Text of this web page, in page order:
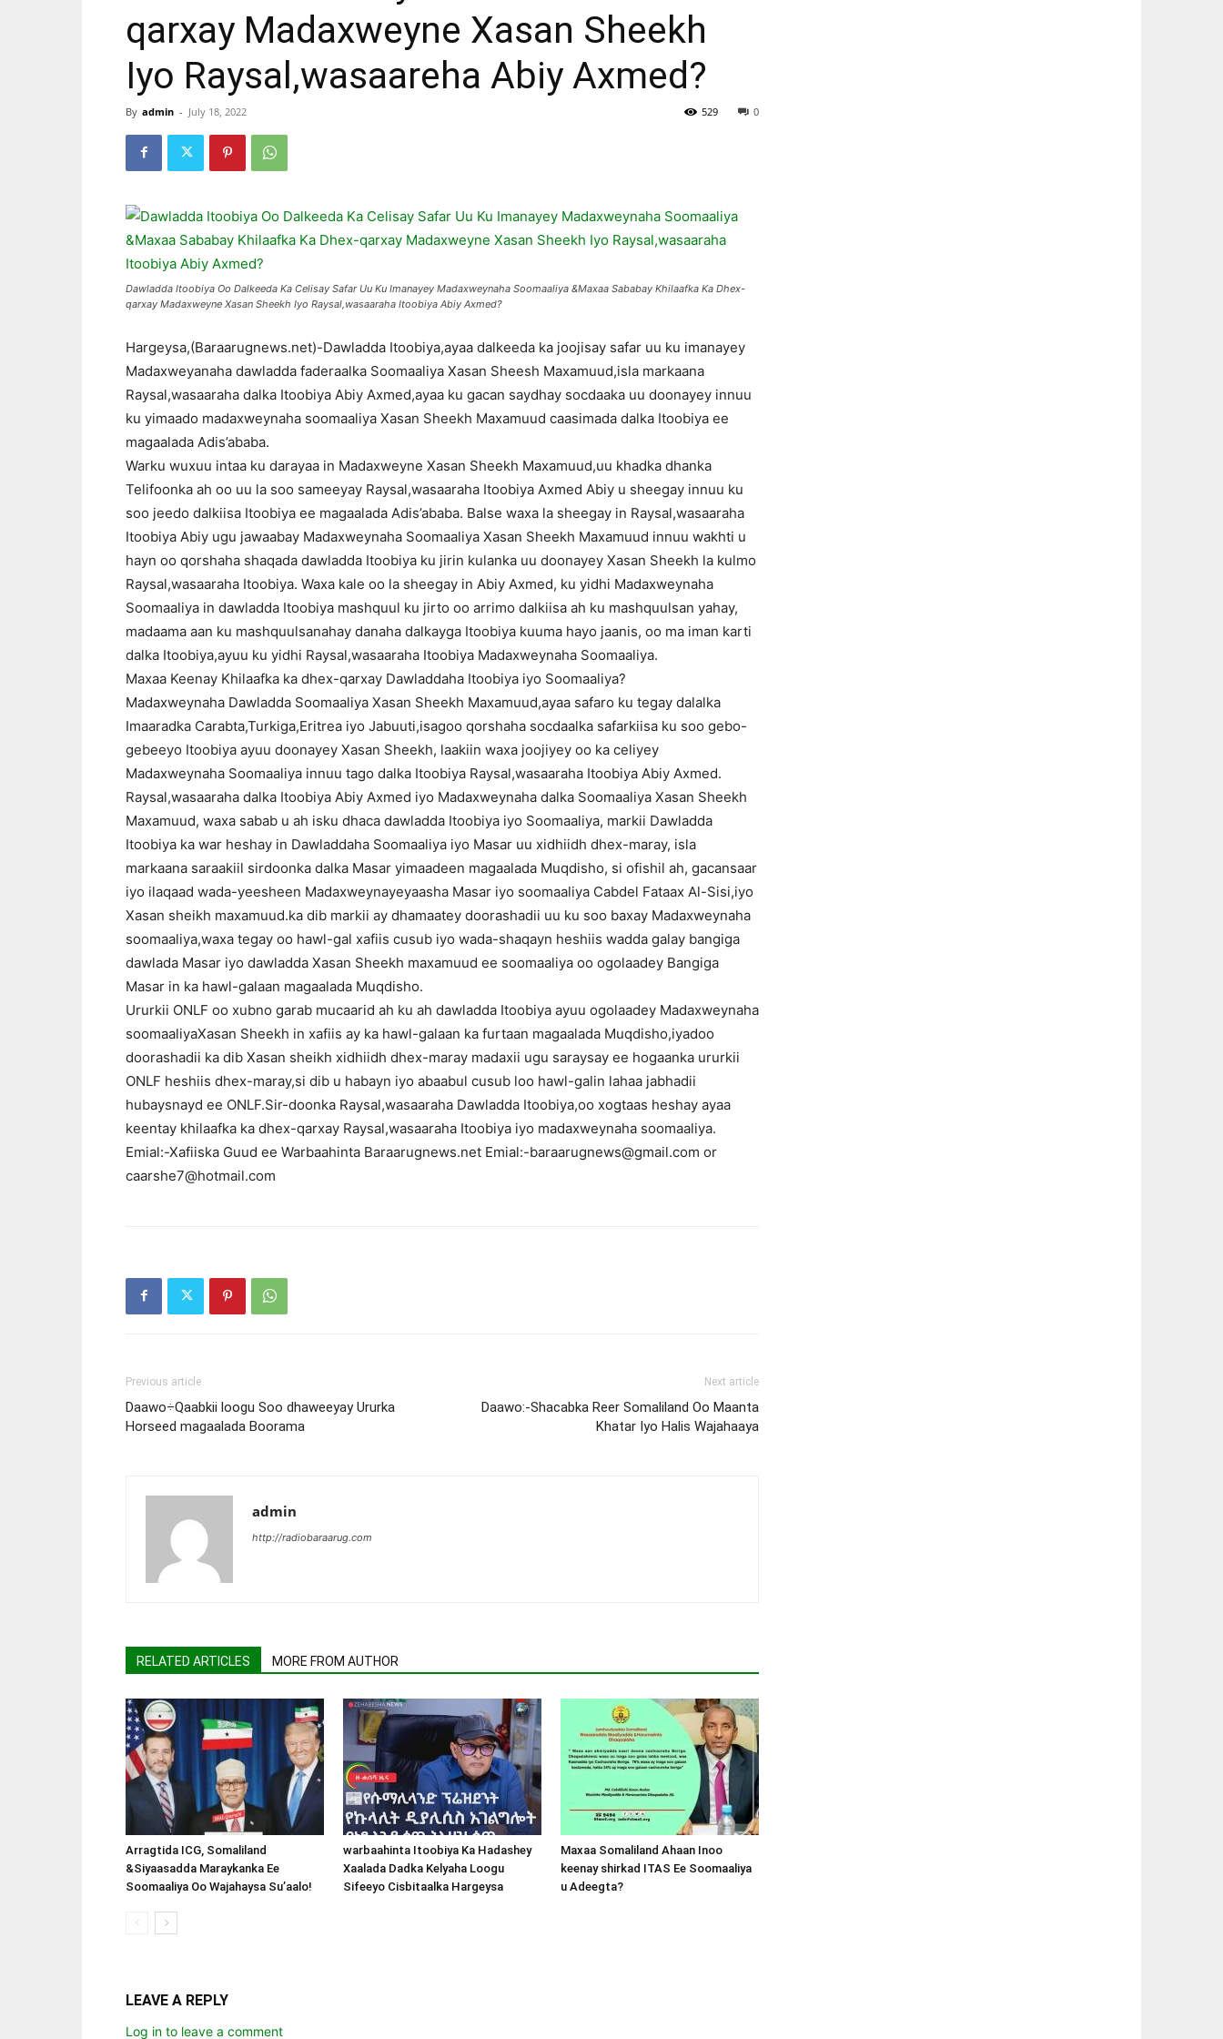
qarxay Madaxweyne Xasan Sheekh
Iyo Raysal,wasaareha Abiy Axmed?
By admin - July 18, 2022 0
529
Dawladda Itoobiya Oo Dalkeeda Ka Celisay Safar Uu Ku Imanayey Madaxweynaha Soomaaliya &Maxaa Sababay Khilaafka Ka Dhex-
qarxay Madaxweyne Xasan Sheekh Iyo Raysal,wasaaraha Itoobiya Abiy Axmed?
Hargeysa,(Baraarugnews.net)-Dawladda Itoobiya,ayaa dalkeeda ka joojisay safar uu ku imanayey
Madaxweyanaha dawladda faderaalka Soomaaliya Xasan Sheesh Maxamuud,isla markaana
Raysal,wasaaraha dalka Itoobiya Abiy Axmed,ayaa ku gacan saydhay socdaaka uu doonayey innuu
ku yimaado madaxweynaha soomaaliya Xasan Sheekh Maxamuud caasimada dalka Itoobiya ee
magaalada Adis’ababa.
Warku wuxuu intaa ku darayaa in Madaxweyne Xasan Sheekh Maxamuud,uu khadka dhanka
Telifoonka ah oo uu la soo sameeyay Raysal,wasaaraha Itoobiya Axmed Abiy u sheegay innuu ku
soo jeedo dalkiisa Itoobiya ee magaalada Adis’ababa. Balse waxa la sheegay in Raysal,wasaaraha
Itoobiya Abiy ugu jawaabay Madaxweynaha Soomaaliya Xasan Sheekh Maxamuud innuu wakhti u
hayn oo qorshaha shaqada dawladda Itoobiya ku jirin kulanka uu doonayey Xasan Sheekh la kulmo
Raysal,wasaaraha Itoobiya. Waxa kale oo la sheegay in Abiy Axmed, ku yidhi Madaxweynaha
Soomaaliya in dawladda Itoobiya mashquul ku jirto oo arrimo dalkiisa ah ku mashquulsan yahay,
madaama aan ku mashquulsanahay danaha dalkayga Itoobiya kuuma hayo jaanis, oo ma iman karti
dalka Itoobiya,ayuu ku yidhi Raysal,wasaaraha Itoobiya Madaxweynaha Soomaaliya.
Maxaa Keenay Khilaafka ka dhex-qarxay Dawladdaha Itoobiya iyo Soomaaliya?
Madaxweynaha Dawladda Soomaaliya Xasan Sheekh Maxamuud,ayaa safaro ku tegay dalalka
Imaaradka Carabta,Turkiga,Eritrea iyo Jabuuti,isagoo qorshaha socdaalka safarkiisa ku soo gebo-
gebeeyo Itoobiya ayuu doonayey Xasan Sheekh, laakiin waxa joojiyey oo ka celiyey
Madaxweynaha Soomaaliya innuu tago dalka Itoobiya Raysal,wasaaraha Itoobiya Abiy Axmed.
Raysal,wasaaraha dalka Itoobiya Abiy Axmed iyo Madaxweynaha dalka Soomaaliya Xasan Sheekh
Maxamuud, waxa sabab u ah isku dhaca dawladda Itoobiya iyo Soomaaliya, markii Dawladda
Itoobiya ka war heshay in Dawladdaha Soomaaliya iyo Masar uu xidhiidh dhex-maray, isla
markaana saraakiil sirdoonka dalka Masar yimaadeen magaalada Muqdisho, si ofishil ah, gacansaar
iyo ilaqaad wada-yeesheen Madaxweynayeyaasha Masar iyo soomaaliya Cabdel Fataax Al-Sisi,iyo
Xasan sheikh maxamuud.ka dib markii ay dhamaatey doorashadii uu ku soo baxay Madaxweynaha
soomaaliya,waxa tegay oo hawl-gal xafiis cusub iyo wada-shaqayn heshiis wadda galay bangiga
dawlada Masar iyo dawladda Xasan Sheekh maxamuud ee soomaaliya oo ogolaadey Bangiga
Masar in ka hawl-galaan magaalada Muqdisho.
Ururkii ONLF oo xubno garab mucaarid ah ku ah dawladda Itoobiya ayuu ogolaadey Madaxweynaha
soomaaliyaXasan Sheekh in xafiis ay ka hawl-galaan ka furtaan magaalada Muqdisho,iyadoo
doorashadii ka dib Xasan sheikh xidhiidh dhex-maray madaxii ugu saraysay ee hogaanka ururkii
ONLF heshiis dhex-maray,si dib u habayn iyo abaabul cusub loo hawl-galin lahaa jabhadii
hubaysnayd ee ONLF.Sir-doonka Raysal,wasaaraha Dawladda Itoobiya,oo xogtaas heshay ayaa
keentay khilaafka ka dhex-qarxay Raysal,wasaaraha Itoobiya iyo madaxweynaha soomaaliya.
Emial:-Xafiiska Guud ee Warbaahinta Baraarugnews.net Emial:-baraarugnews@gmail.com or
caarshe7@hotmail.com
Previous article
Daawo÷Qaabkii loogu Soo dhaweeyay Ururka
Horseed magaalada Boorama
Next article
Daawo:-Shacabka Reer Somaliland Oo Maanta
Khatar Iyo Halis Wajahaaya
admin
http://radiobaraarug.com
RELATED ARTICLES MORE FROM AUTHOR
Arragtida ICG, Somaliland
&Siyaasadda Maraykanka Ee
Soomaaliya Oo Wajahaysa Su’aalo!
warbaahinta Itoobiya Ka Hadashey
Xaalada Dadka Kelyaha Loogu
Sifeeyo Cisbitaalka Hargeysa
Maxaa Somaliland Ahaan Inoo
keenay shirkad ITAS Ee Soomaaliya
u Adeegta?
LEAVE A REPLY
Log in to leave a comment